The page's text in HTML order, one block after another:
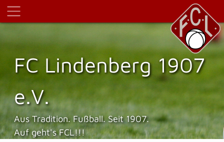
FC Lindenberg 1907
e.V.
Aus Tradition. Fußball. Seit 1907.
Auf geht's FCL!!!